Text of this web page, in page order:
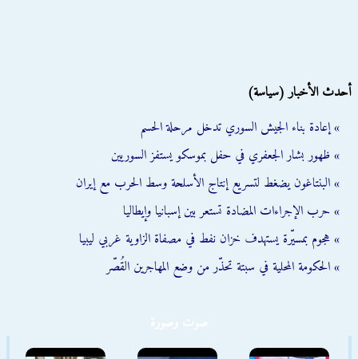
أحدث الأخبار (سياسة)
» إعادة بناء الجيش السوري تدخل مرحلة الحسم
» ظهور بشار الجعفري في حفل بموسكو يستفز السوريين
» البنتاغون يضغط لتسريع إنتاج الأسلحة وسط الحرب مع إيران
» حرب الإجراءات المضادة تستعر بين إسبانيا وإيطاليا
» هجوم بمسيّرة يستهدف خزان نفط في مصفاة الزاوية غربي ليبيا
» الحكومة المحلية في سبتة تحذّر من وضع المهاجرين القُصّر